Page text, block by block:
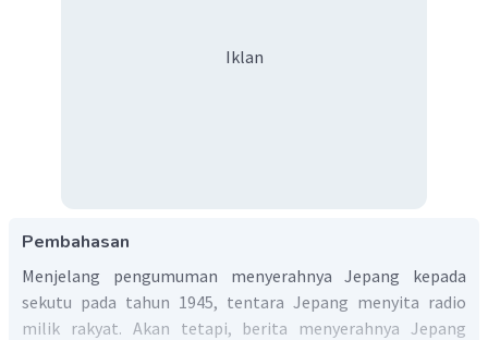
Iklan
Pembahasan
Menjelang pengumuman menyerahnya Jepang kepada
sekutu pada tahun 1945, tentara Jepang menyita radio
milik rakyat. Akan tetapi, berita menyerahnya Jepang